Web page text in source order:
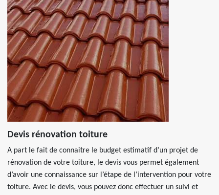
Devis rénovation toiture
A part le fait de connaitre le budget estimatif d’un projet de
rénovation de votre toiture, le devis vous permet également
d’avoir une connaissance sur l’étape de l’intervention pour votre
toiture. Avec le devis, vous pouvez donc effectuer un suivi et